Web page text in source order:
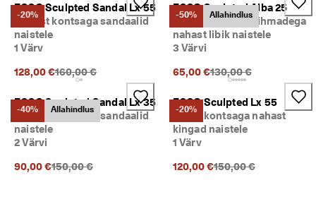
-20%
ECCO Sculpted Sandal Lx 55
Nahast kontsaga sandaalid
naistele
1 Värv
128,00 €Eelnev hind {{price}}:
160,00 €
-50% Allahindlus
ECCO Sculpted Alba 25
Risti asetsevate rihmadega
nahast libik naistele
3 Värvi
65,00 €Eelnev hind {{price}}:
130,00 €
-40% Allahindlus
ECCO Sculpted Sandal Lx 35
Nahast kontsaga sandaalid
naistele
2 Värvi
90,00 €Eelnev hind {{price}}:
150,00 €
-20%
ECCO Sculpted Lx 55
Plokk-kontsaga nahast
kingad naistele
1 Värv
120,00 €Eelnev hind {{price}}:
150,00 €